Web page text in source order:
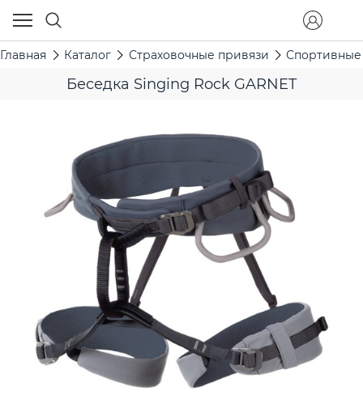
Главная Каталог Страховочные привязи Спортивные
Беседка Singing Rock GARNET